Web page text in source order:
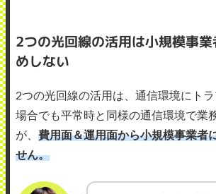
2つの光回線の活用は小規模事
めしない
2つの光回線の活用は、通信環境にト
場合でも平常時と同様の通信環境で業
が、 費用面＆運用面から小規模事業者
せん。